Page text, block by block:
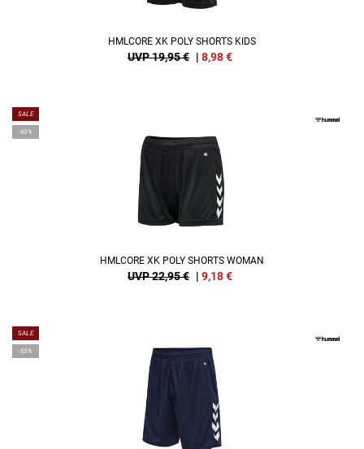
HMLCORE XK POLY SHORTS KIDS
UVP 19,95 € | 8,98€
SALE
-60%
HMLCORE XK POLY SHORTS WOMAN
UVP 22,95 € | 9,18€
SALE
-55%